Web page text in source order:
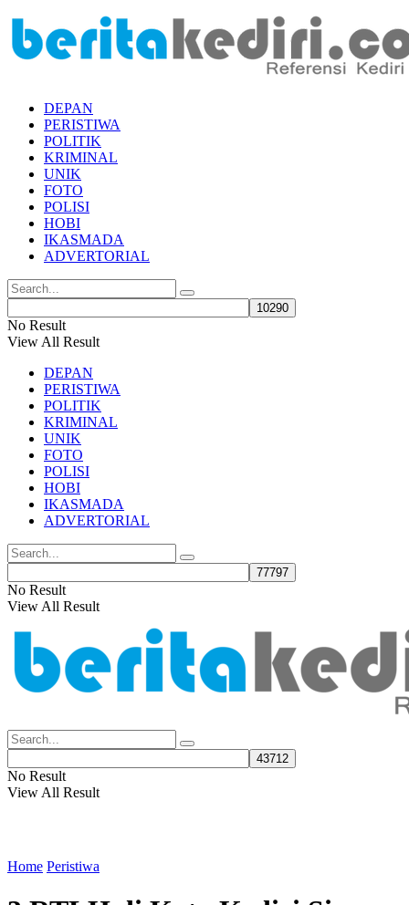
DEPAN
PERISTIWA
POLITIK
KRIMINAL
UNIK
FOTO
POLISI
HOBI
IKASMADA
ADVERTORIAL
No Result
View All Result
DEPAN
PERISTIWA
POLITIK
KRIMINAL
UNIK
FOTO
POLISI
HOBI
IKASMADA
ADVERTORIAL
No Result
View All Result
No Result
View All Result
Home Peristiwa